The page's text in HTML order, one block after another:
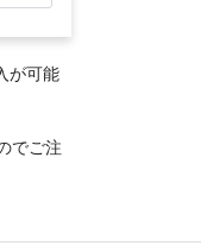
が可能
でご注